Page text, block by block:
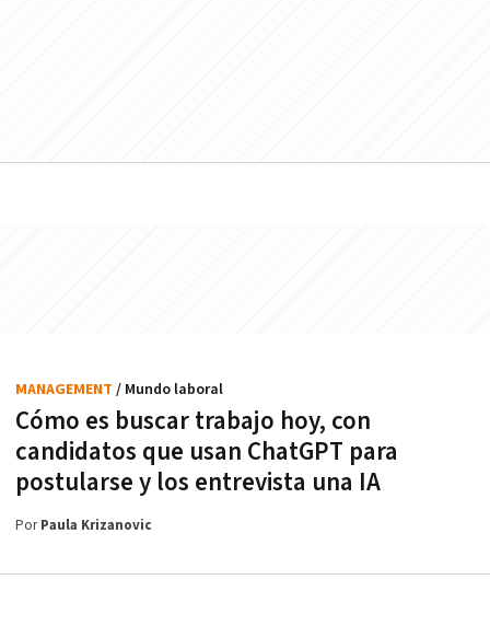
Cómo es buscar trabajo hoy, con
candidatos que usan ChatGPT para
postularse y los entrevista una IA
MANAGEMENT / Mundo laboral
PorPaula Krizanovic